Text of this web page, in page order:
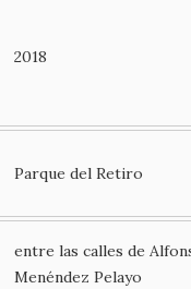
2018
Parque del Retiro
entre las calles de
Menéndez Pelayo